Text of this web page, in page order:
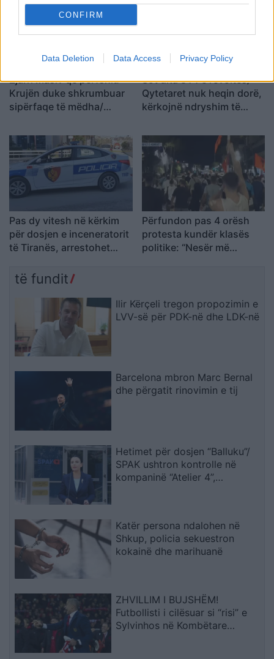
CONFIRM
Data Deletion Data Access Privacy Policy
Zjarri masiv që përfshiu
Krujën duke shkrumbuar
sipërfaqe të mëdha/
bilanc tragjik
Sot dita e 71 e revoltës/
Qytetaret nuk heqin dorë,
kërkojnë ndryshim të
dorëheqjen
Pas dy vitesh në kërkim
për dosjen e inceneratorit
të Tiranës, arrestohet
Palasë
Përfundon pas 4 orësh
protesta kundër klasës
politike: “Nesër më
të fundit
Ilir Kërçeli tregon propozimin e
LVV-së për PDK-në dhe LDK-në
Barcelona mbron Marc Bernal
dhe përgatit rinovimin e tij
Hetimet për dosjen “Balluku”/
SPAK ushtron kontrolle në
kompaninë “Atelier 4”,
Katër persona ndalohen në
Shkup, policia sekuestron
kokainë dhe marihuanë
ZHVILLIM I BUJSHËM!
Futbollisti i cilësuar si “risi” e
Sylvinhos në Kombëtare